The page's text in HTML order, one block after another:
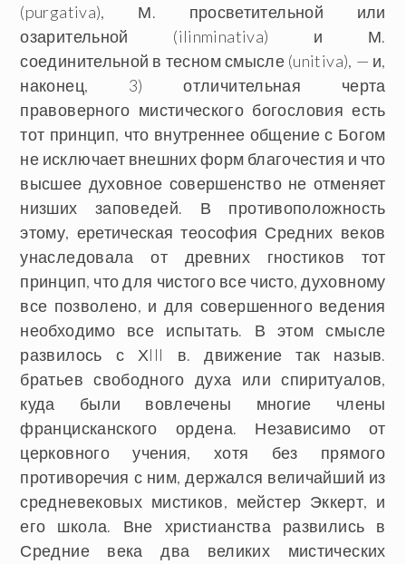
(purgativa), М. просветительной или
озарительной (ilinminativa) и М.
соединительной в тесном смысле (unitiva), — и,
наконец, 3) отличительная черта
правоверного мистического богословия есть
тот принцип, что внутреннее общение с Богом
не исключает внешних форм благочестия и что
высшее духовное совершенство не отменяет
низших заповедей. В противоположность
этому, еретическая теософия Средних веков
унаследовала от древних гностиков тот
принцип, что для чистого все чисто, духовному
все позволено, и для совершенного ведения
необходимо все испытать. В этом смысле
развилось с ХIII в. движение так назыв.
братьев свободного духа или спиритуалов,
куда были вовлечены многие члены
францисканского ордена. Независимо от
церковного учения, хотя без прямого
противоречия с ним, держался величайший из
средневековых мистиков, мейстер Эккерт, и
его школа. Вне христианства развились в
Средние века два великих мистических